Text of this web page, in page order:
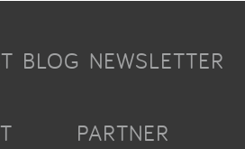
BLOG NEWSLETTER
PARTNER